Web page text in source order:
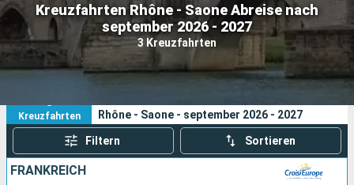
Kreuzfahrten Rhône - Saone Abreise nach
september 2026 - 2027
3 Kreuzfahrten
Unsere Ziele
Abfahrtsmonat
Suchen
3
Kreuzfahrten
Rhône - Saone - september 2026 - 2027
Filtern Sortieren
FRANKREICH